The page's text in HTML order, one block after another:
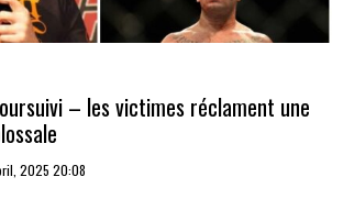
– les victimes réclament une
2025 20:08